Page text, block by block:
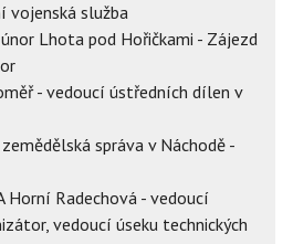
vojenská služba
Lhota pod Hořičkami - Zájezd
- vedoucí ústředních dílen v
správa v Náchodě -
Horní Radechová - vedoucí
vedoucí úseku technických